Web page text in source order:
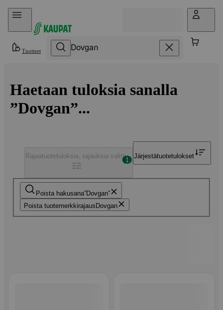
Hyppää sisältöön
Tuotteet
Haetaan tuloksia sanalla
”Dovgan”...
Poista hakusana Dovgan
Poista tuotemerkkirajaus Dovgan
Rajaatuotetuloksia, rajauksia valittu
1
Järjestätuotetulokset